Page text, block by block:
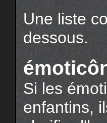
Une liste
dessous.
Si les
enfantins,